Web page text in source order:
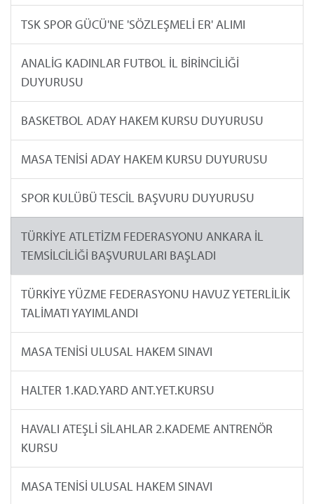
TSK SPOR GÜCÜ'NE 'SÖZLEŞMELİ ER' ALIMI
ANALİG KADINLAR FUTBOL İL BİRİNCİLİĞİ
DUYURUSU
BASKETBOL ADAY HAKEM KURSU DUYURUSU
MASA TENİSİ ADAY HAKEM KURSU DUYURUSU
SPOR KULÜBÜ TESCİL BAŞVURU DUYURUSU
TÜRKİYE ATLETİZM FEDERASYONU ANKARA İL
TEMSİLCİLİĞİ BAŞVURULARI BAŞLADI
TÜRKİYE YÜZME FEDERASYONU HAVUZ YETERLİLİK
TALİMATI YAYIMLANDI
MASA TENİSİ ULUSAL HAKEM SINAVI
HALTER 1.KAD.YARD ANT.YET.KURSU
HAVALI ATEŞLİ SİLAHLAR 2.KADEME ANTRENÖR
KURSU
MASA TENİSİ ULUSAL HAKEM SINAVI